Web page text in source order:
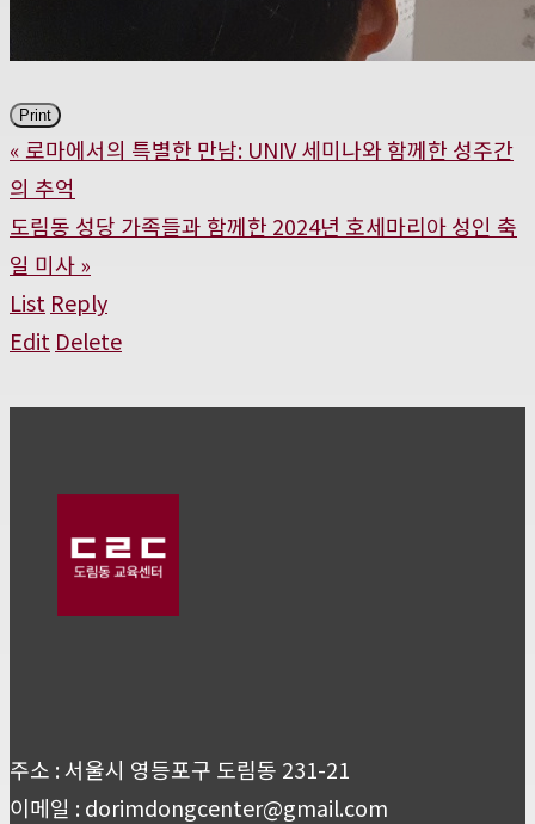
Print
« 로마에서의 특별한 만남: UNIV 세미나와 함께한 성주간
의 추억
도림동 성당 가족들과 함께한 2024년 호세마리아 성인 축
일 미사»
List Reply
Edit Delete
주소 : 서울시 영등포구 도림동 231-21
이메일 : dorimdongcenter@gmail.com